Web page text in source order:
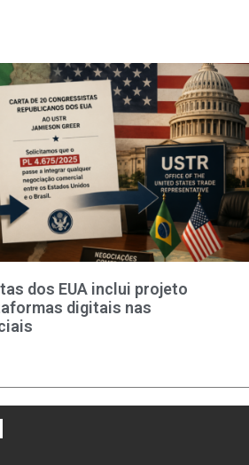
dos EUA inclui projeto
digitais nas